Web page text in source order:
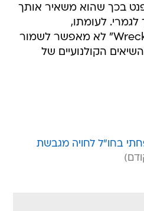
בכך שהוא משאיר אותך
לגמרי. לעומתו,
"Wreckmeister Harmonies" לא מאפשר לשמור
הקולנועיים של
בחו"ל לחויה מגבשת